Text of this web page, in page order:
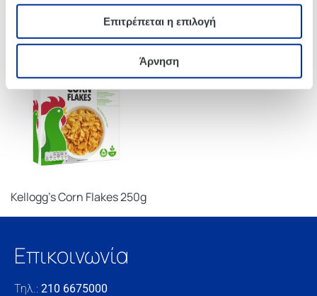
Επιτρέπεται η επιλογή
Άρνηση
Kellogg’s Extra Granola
Σοκολάτα Γάλακτος 450g
Kellogg’s Extra Granola
Κλασική 450g
Kellogg’s Corn Flakes 250g
Επικοινωνία
Τηλ.: 210 6675000